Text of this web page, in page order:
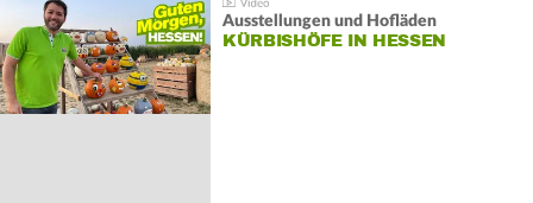
Ausstellungen und Hofläden
KÜRBISHÖFE IN HESSEN